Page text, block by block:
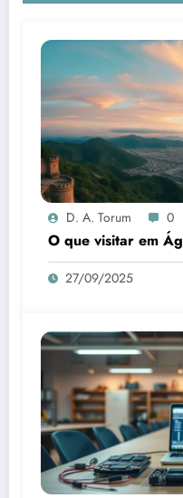
D. A. Torum 0
O que visitar em
27/09/2025